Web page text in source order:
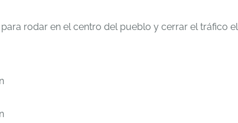
rodar en el centro del pueblo y cerrar el tráfico el